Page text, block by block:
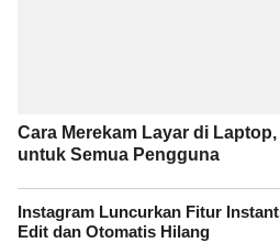
Cara Merekam Layar di
untuk Semua Pengguna
Instagram Luncurkan Fitur
Edit dan Otomatis Hilang